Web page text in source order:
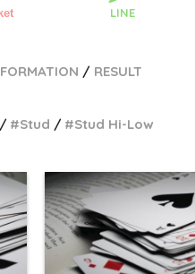
LINE
RESULT
Stud Stud Hi-Low